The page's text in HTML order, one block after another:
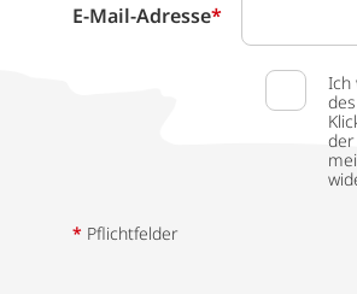
E-Mail-Adresse*
Ich
der
* Pflichtfelder